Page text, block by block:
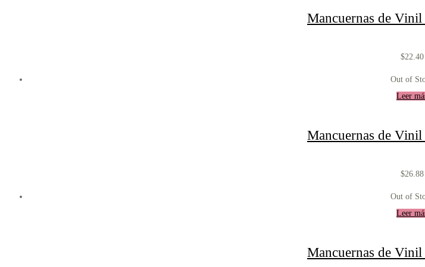
Mancuernas de
$22.40
Out of
Leer
Mancuernas de
$26.88
Out of
Leer
Mancuernas de